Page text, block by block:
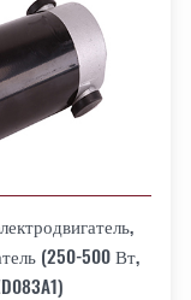
(250-500 Вт,